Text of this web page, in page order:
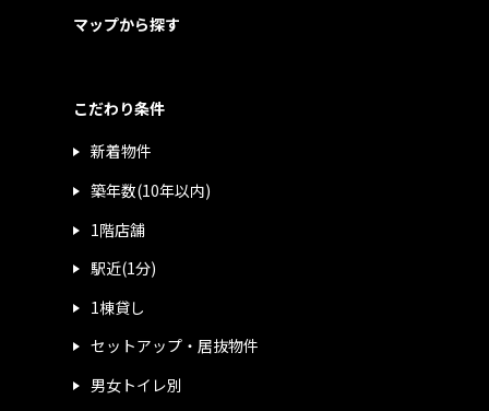
マップから探す
こだわり条件
新着物件
築年数(10年以内)
1階店舗
駅近(1分)
1棟貸し
セットアップ・居抜物件
男女トイレ別